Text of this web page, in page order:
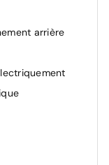
arrière
en